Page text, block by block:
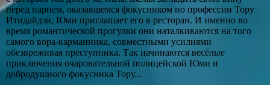
перед парнем, оказавшемся фокусником по профессии Тору
Итидайдзи, Юми приглашает его в ресторан. И именно во
время романтической прогулки они наталкиваются на того
самого вора-карманника, совместными усилиями
обезвреживая преступника. Так начинаются весёлые
приключения очаровательной полицейской Юми и
добродушного фокусника Тору...